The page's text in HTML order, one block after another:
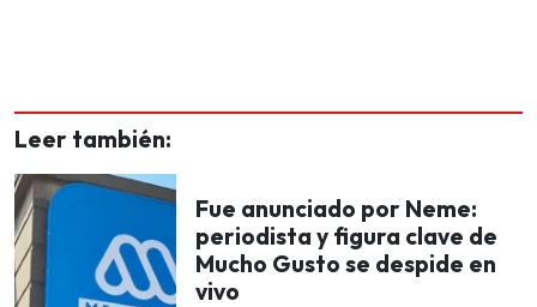
Leer también:
Fue anunciado por Neme:
periodista y figura clave de
Mucho Gusto se despide en
vivo